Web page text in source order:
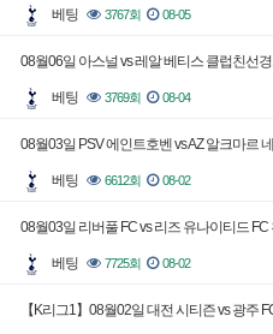
베팅 3767회 08-05
08월06일 아스널 vs 레알 베티스 클럽친선
베팅 3769회 08-04
08월03일 PSV 에인트호벤 vs AZ 알크마르
베팅 6612회 08-02
08월03일 리버풀 FC vs 리즈 유나이티드
베팅 7725회 08-02
【K리그1】08월02일 대전 시티즌 vs 광주